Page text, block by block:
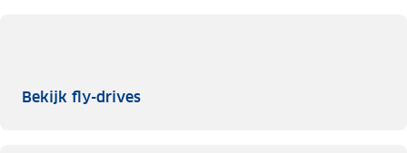
Bekijk fly-drivesBekijk fly-drives